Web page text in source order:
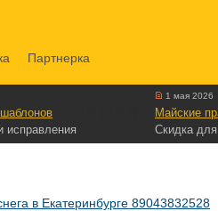
Партнерка
исправления
1 мая 2026
Майские
Скидка
в Екатеринбурге 89043832528